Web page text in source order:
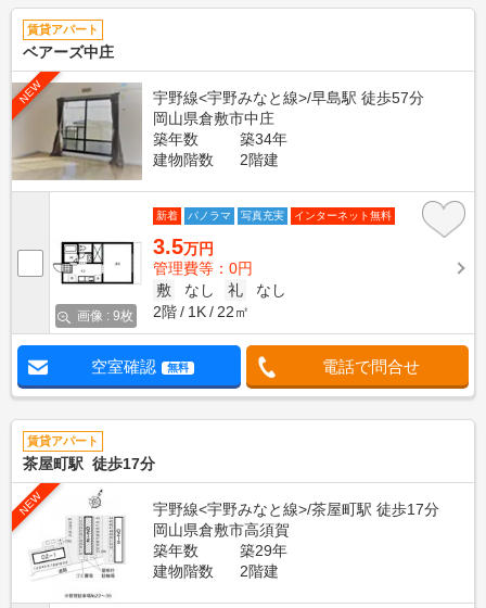
賃貸アパート
ベアーズ中庄
NEW
宇野線<宇野みなと線>/早島駅 徒歩57分
岡山県倉敷市中庄
築年数
築34年
建物階数
2階建
画像 : 9枚
新着 パノラマ 写真充実 インターネット無料
3.5万円
管理費等：0円
敷
なし 礼
なし
2階
1K 22㎡
空室確認 無料 電話で問合せ
賃貸アパート
茶屋町駅 徒歩17分
NEW
宇野線<宇野みなと線>/茶屋町駅 徒歩17分
岡山県倉敷市高須賀
築年数
築29年
建物階数
2階建